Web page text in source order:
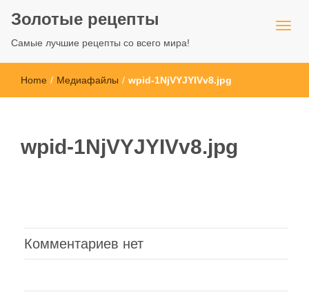
Золотые рецепты
Самые лучшие рецепты со всего мира!
Home / Медиафайлы / wpid-1NjVYJYIVv8.jpg
wpid-1NjVYJYIVv8.jpg
Комментариев нет